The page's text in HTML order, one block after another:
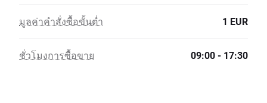
มูลค่าคำสั่งซื้อขั้นต่ำ 1 EUR
ชั่วโมงการซื้อขาย 09:00 - 17:30